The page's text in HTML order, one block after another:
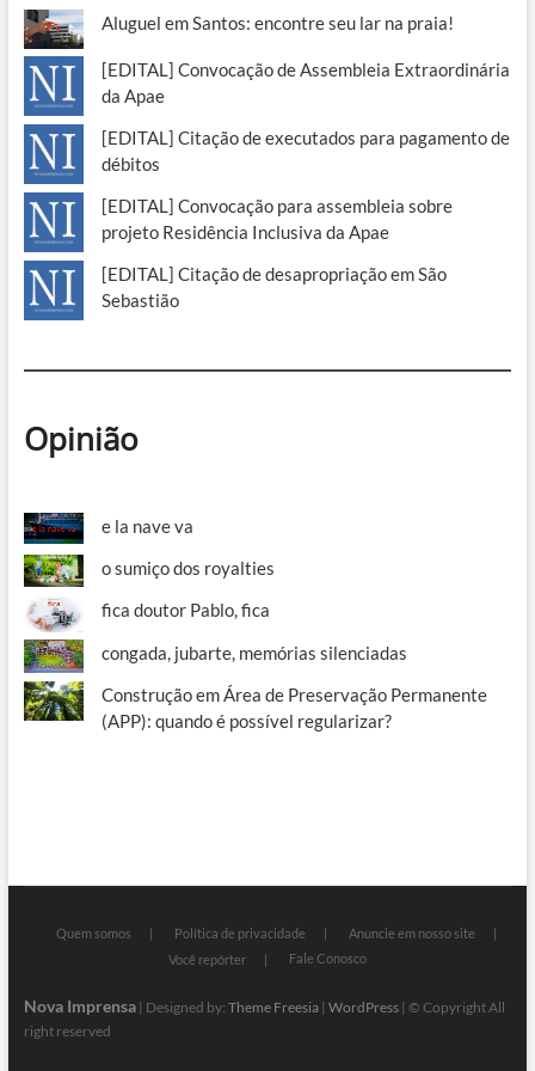
Aluguel em Santos: encontre seu lar na praia!
[EDITAL] Convocação de Assembleia Extraordinária
da Apae
[EDITAL] Citação de executados para pagamento de
débitos
[EDITAL] Convocação para assembleia sobre
projeto Residência Inclusiva da Apae
[EDITAL] Citação de desapropriação em São
Sebastião
Opinião
e la nave va
o sumiço dos royalties
fica doutor Pablo, fica
congada, jubarte, memórias silenciadas
Construção em Área de Preservação Permanente
(APP): quando é possível regularizar?
Quem somos Política de privacidade
Anuncie em nosso site
Você repórter
Fale Conosco
Nova Imprensa| Designed by: Theme Freesia| WordPress| © Copyright All
right reserved